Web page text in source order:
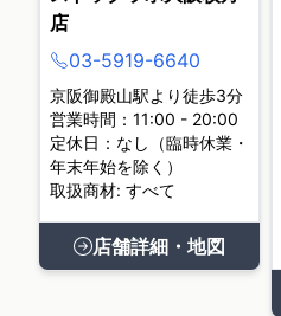
店
03-5919-6640
京阪御殿山駅より徒歩3分
営業時間：11:00 - 20:00
定休日：なし（臨時休業・
年末年始を除く）
取扱商材: すべて
店舗詳細・地図